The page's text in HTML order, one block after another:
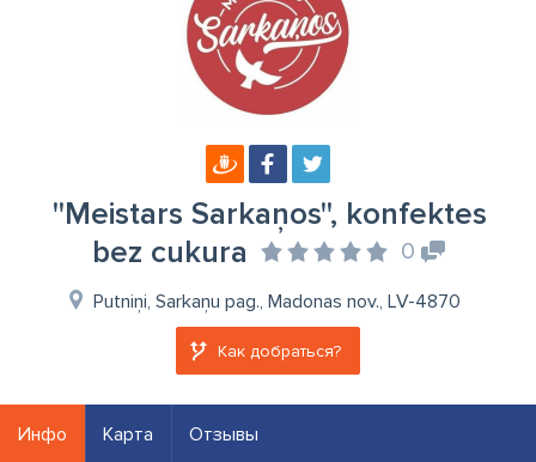
''Meistars Sarkaņos'', konfektes
bez cukura
0
Putniņi, Sarkaņu pag., Madonas nov., LV-4870
Как добраться?
Инфо Карта Отзывы